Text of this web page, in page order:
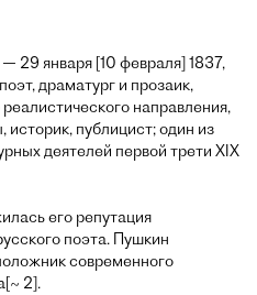
29 января [10 февраля] 1837,
драматург и прозаик,
направления,
историк, публицист; один из
деятелей первой трети XIX
его репутация
поэта. Пушкин
современного
2].